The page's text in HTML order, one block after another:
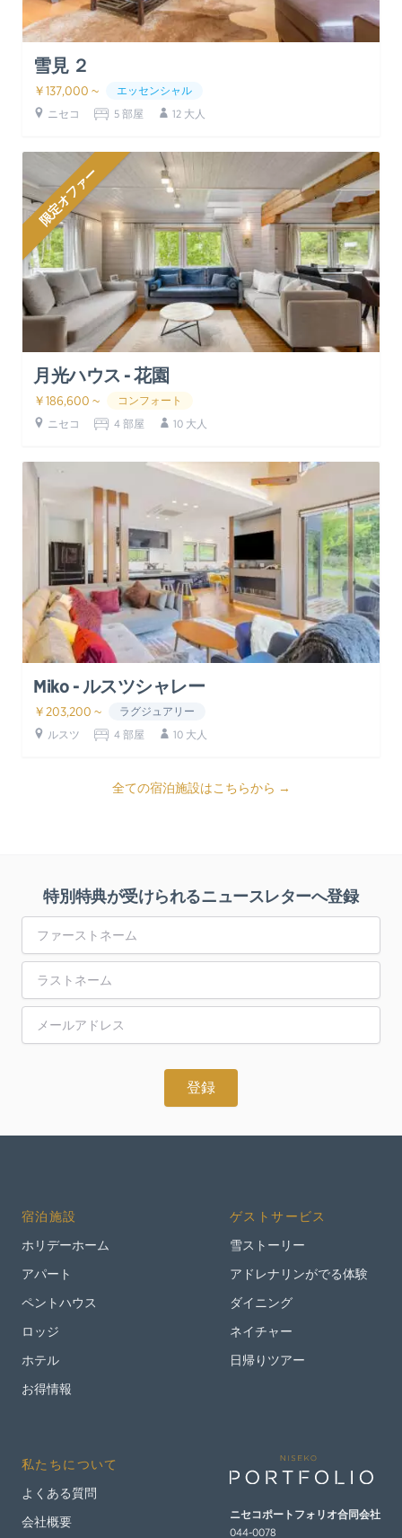
雪見 ２
￥137,000 ~
エッセンシャル
ニセコ
5 部屋 12 大人
限定オファー
月光ハウス - 花園
￥186,600 ~
コンフォート
ニセコ
4 部屋 10 大人
Miko - ルスツシャレー
￥203,200 ~
ラグジュアリー
ルスツ
4 部屋 10 大人
全ての宿泊施設はこちらから →
特別特典が受けられるニュースレターへ登録
宿泊施設
ホリデーホーム
アパート
ペントハウス
ロッジ
ホテル
お得情報
ゲストサービス
雪ストーリー
アドレナリンがでる体験
ダイニング
ネイチャー
日帰りツアー
私たちについて
よくある質問
会社概要
ニセコポートフォリオ合同会社
044-0078